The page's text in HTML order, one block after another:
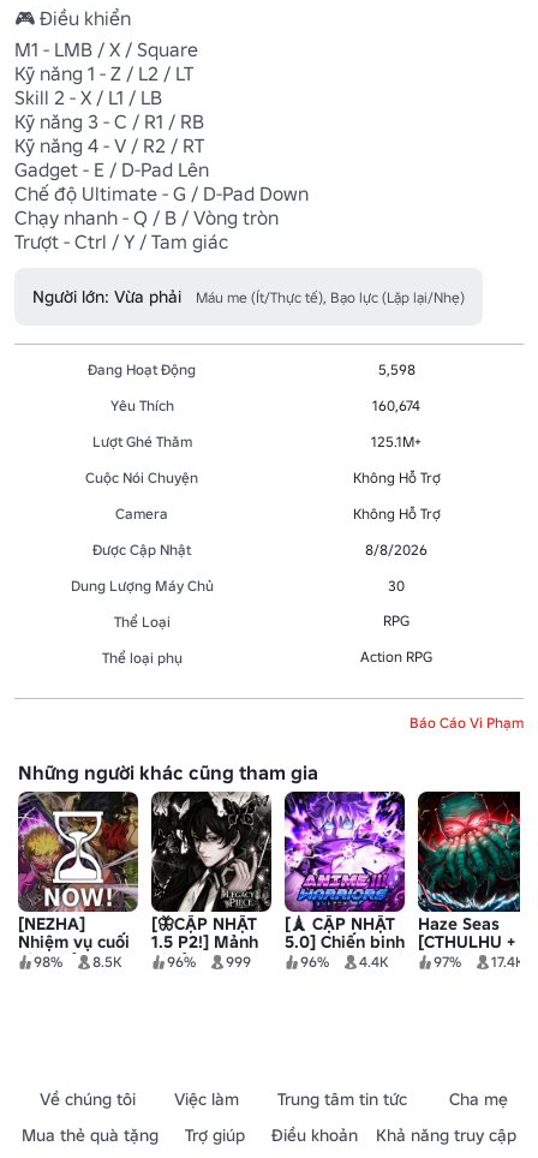
🎮 Điều khiển
M1 - LMB / X / Square
Kỹ năng 1 - Z / L2 / LT
Skill 2 - X / L1 / LB
Kỹ năng 3 - C / R1 / RB
Kỹ năng 4 - V / R2 / RT
Gadget - E / D-Pad Lên
Chế độ Ultimate - G / D-Pad Down
Chạy nhanh - Q / B / Vòng tròn
Trượt - Ctrl / Y / Tam giác
Người lớn: Vừa phải Máu me (Ít/Thực tế), Bạo lực (Lặp lại/Nhẹ)
Đang Hoạt Động
5,598
Yêu Thích
160,674
Lượt Ghé Thăm
125.1M+
Cuộc Nói Chuyện
Không Hỗ Trợ
Camera
Không Hỗ Trợ
Được Cập Nhật
8/8/2026
Dung Lượng Máy Chủ
30
Thể Loại
RPG
Thể loại phụ Action RPG
Báo Cáo Vi Phạm
Những người khác cũng tham gia
[NEZHA]
Nhiệm vụ cuối
cùng của
98% 8.5K
[🦋CẬP NHẬT
1.5 P2!] Mảnh
di sản
96% 999
[🗼 CẬP NHẬT
5.0] Chiến binh
anime III
96% 4.4K
Haze Seas
[CTHULHU +
DUAL DARK
97% 17.4K
Về chúng tôi Việc làm Trung tâm tin tức
Cha mẹ
Mua thẻ quà tặng
Trợ giúp Điều khoản Khả năng truy cập